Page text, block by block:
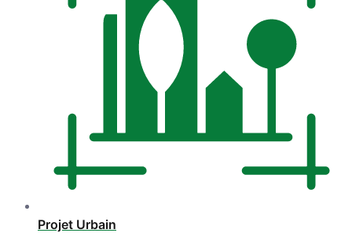
Projet Urbain